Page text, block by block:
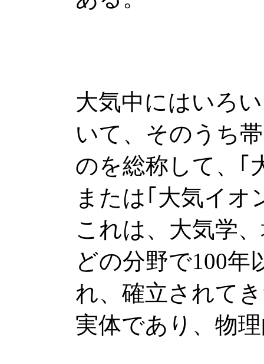
大気中にはいろ
いて、そのうち
のを総称して、｢
または｢大気イオ
これは、大気学
どの分野で100年
れ、確立されて
実体であり、物